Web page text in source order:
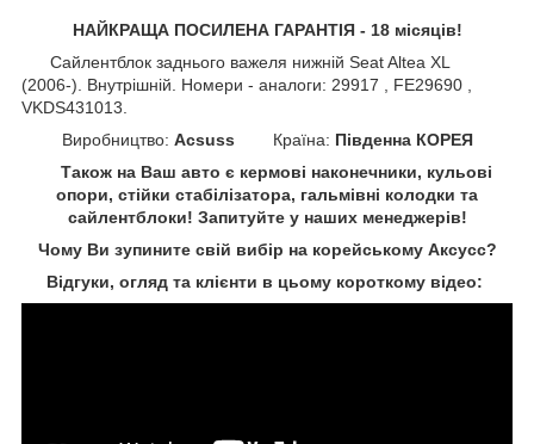
НАЙКРАЩА ПОСИЛЕНА ГАРАНТІЯ - 18 місяців!
Сайлентблок заднього важеля нижній Seat Altea XL
(2006-). Внутрішній. Номери - аналоги: 29917 , FE29690 ,
VKDS431013.
Виробництво: Acsuss Країна: Південна КОРЕЯ
Також на Ваш авто є кермові наконечники, кульові
опори, стійки стабілізатора, гальмівні колодки та
сайлентблоки! Запитуйте у наших менеджерів!
Чому Ви зупините свій вибір на корейському Аксусс?
Відгуки, огляд та клієнти в цьому короткому відео: